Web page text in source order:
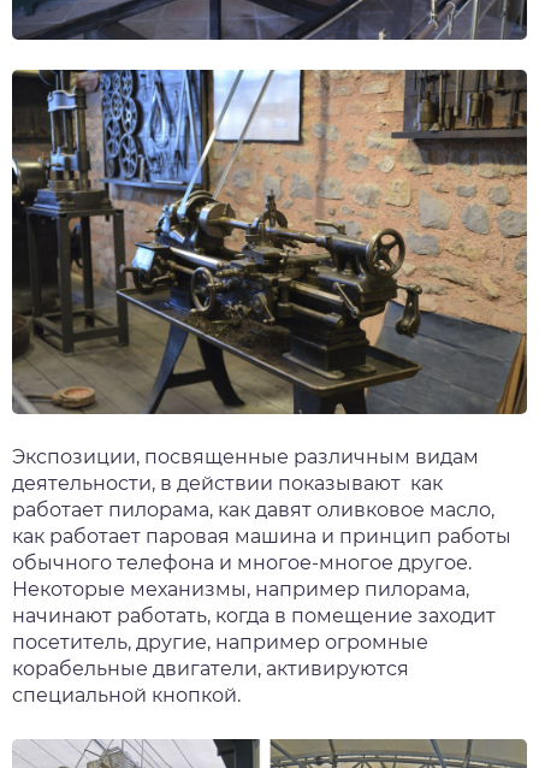
Экспозиции, посвященные различным видам
деятельности, в действии показывают как
работает пилорама, как давят оливковое масло,
как работает паровая машина и принцип работы
обычного телефона и многое-многое другое.
Некоторые механизмы, например пилорама,
начинают работать, когда в помещение заходит
посетитель, другие, например огромные
корабельные двигатели, активируются
специальной кнопкой.